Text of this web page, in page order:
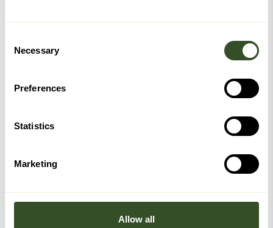
Selection
Necessary
Preferences
Statistics
Marketing
Allow all